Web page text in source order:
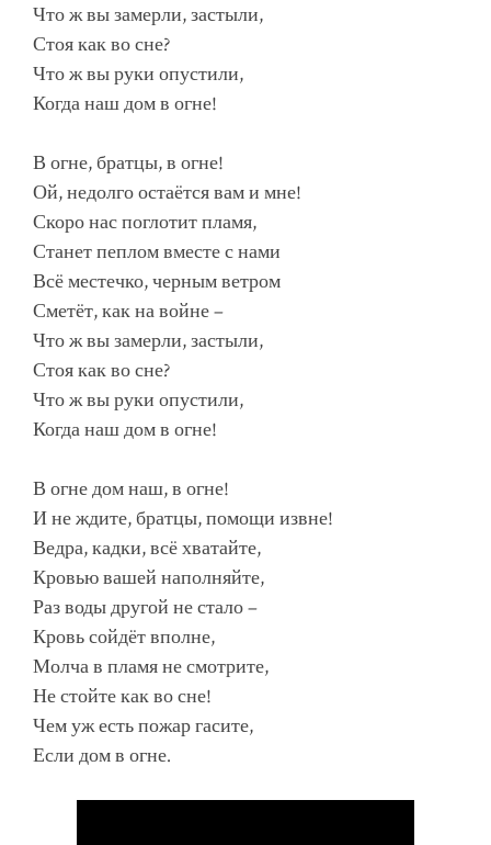
Что ж вы замерли, застыли,
Стоя как во сне?
Что ж вы руки опустили,
Когда наш дом в огне!
В огне, братцы, в огне!
Ой, недолго остаётся вам и мне!
Скоро нас поглотит пламя,
Станет пеплом вместе с нами
Всё местечко, черным ветром
Сметёт, как на войне –
Что ж вы замерли, застыли,
Стоя как во сне?
Что ж вы руки опустили,
Когда наш дом в огне!
В огне дом наш, в огне!
И не ждите, братцы, помощи извне!
Ведра, кадки, всё хватайте,
Кровью вашей наполняйте,
Раз воды другой не стало –
Кровь сойдёт вполне,
Молча в пламя не смотрите,
Не стойте как во сне!
Чем уж есть пожар гасите,
Если дом в огне.